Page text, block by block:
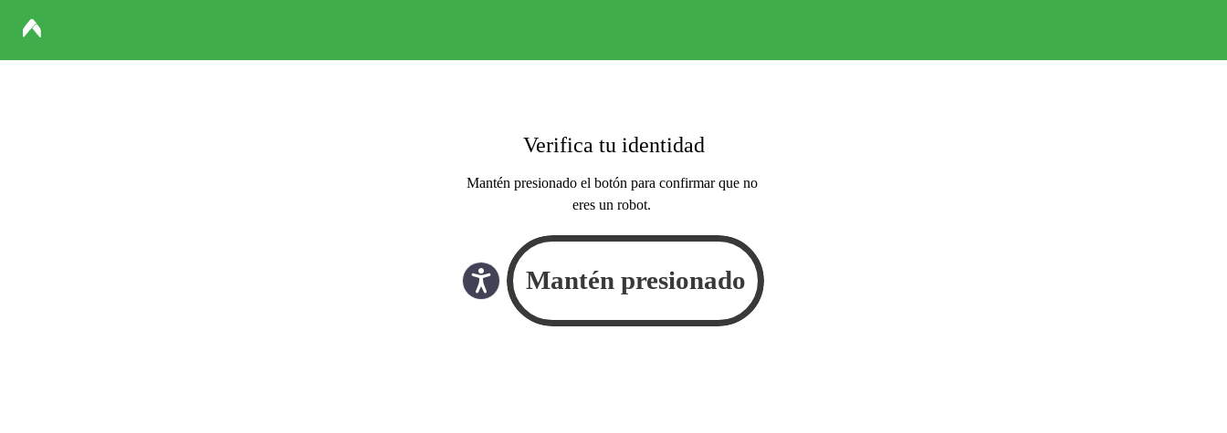
Verifica tu identidad
Mantén presionado el botón para confirmar que no
eres un robot.